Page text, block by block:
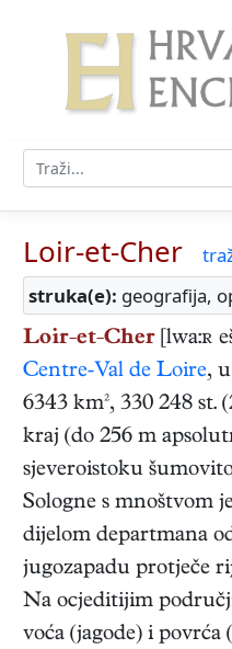
Loir-et-Cher
struka(e): geografija,
Loir-et-Cher [lwa:ʀ
Centre-Val de Loire,
6343 km², 330 248 st.
kraj (do 256 m
sjeveroistoku
Sologne s mnoštvom
dijelom departmana
jugozapadu protječe
Na ocjeditijim
voća (jagode) i povrća